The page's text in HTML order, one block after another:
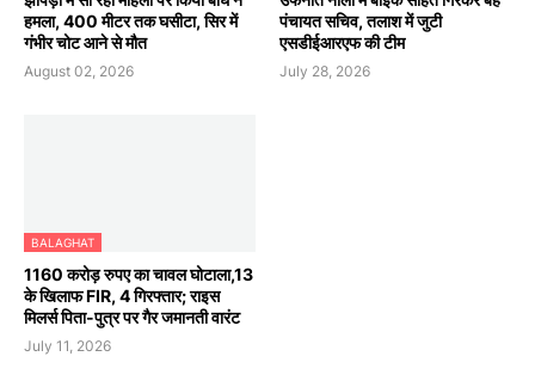
हमला, 400 मीटर तक घसीटा, सिर में
गंभीर चोट आने से मौत
August 02, 2026
पंचायत सचिव, तलाश में जुटी
एसडीईआरएफ की टीम
July 28, 2026
BALAGHAT
1160 करोड़ रुपए का चावल घोटाला,13
के खिलाफ FIR, 4 गिरफ्तार; राइस
मिलर्स पिता-पुत्र पर गैर जमानती वारंट
July 11, 2026